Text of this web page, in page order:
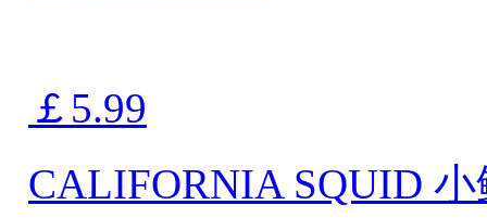
￡5.99
CALIFORNIA SQUID 小